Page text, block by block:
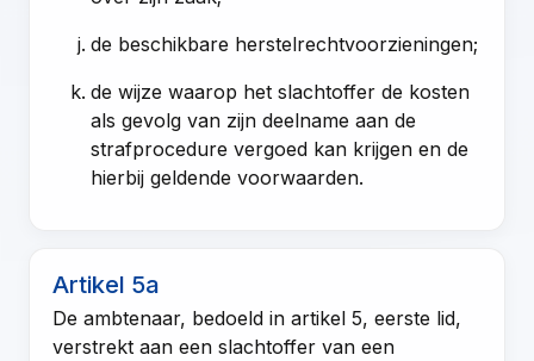
de beschikbare herstelrechtvoorzieningen;
de wijze waarop het slachtoffer de kosten
als gevolg van zijn deelname aan de
strafprocedure vergoed kan krijgen en de
hierbij geldende voorwaarden.
Artikel 5a
De ambtenaar, bedoeld inartikel 5, eerste lid,
verstrekt aan een slachtoffer van een